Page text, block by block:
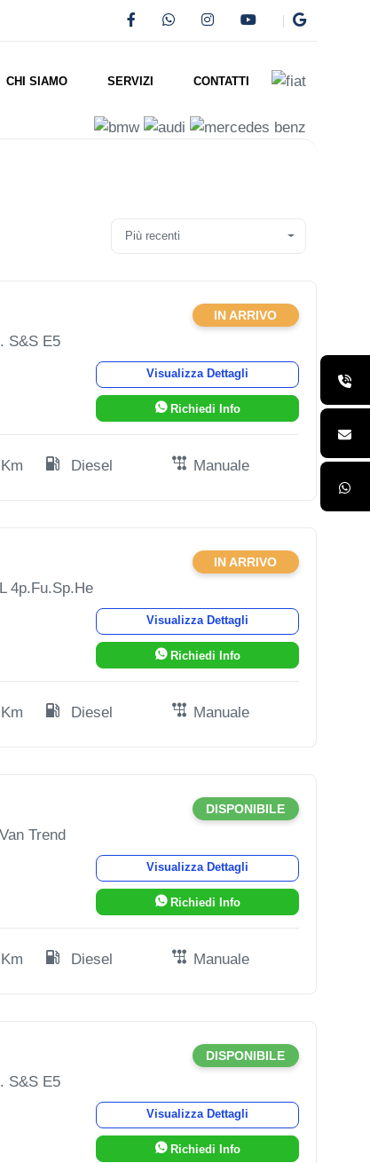
CHI SIAMO SERVIZI CONTATTI
Più recenti
S&S E5
IN ARRIVO
Visualizza Dettagli
Richiedi Info
Diesel Manuale
4p.Fu.Sp.He
IN ARRIVO
Visualizza Dettagli
Richiedi Info
Diesel Manuale
Trend
DISPONIBILE
Visualizza Dettagli
Richiedi Info
Diesel Manuale
S&S E5
DISPONIBILE
Visualizza Dettagli
Richiedi Info